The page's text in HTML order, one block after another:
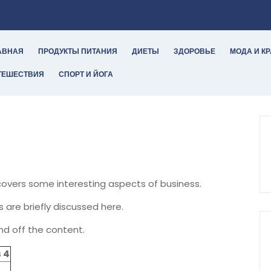
ПРОДУКТЫ ПИТАНИЯ ДИЕТЫ ЗДОРОВЬЕ МОДА И
СПОРТ И ЙОГА
some interesting aspects of business.
are briefly discussed here.
off the content.
4